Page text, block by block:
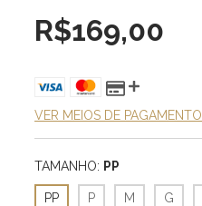
R$169,00
VER MEIOS DE PAGAMENTO
TAMANHO: PP
PP P M G